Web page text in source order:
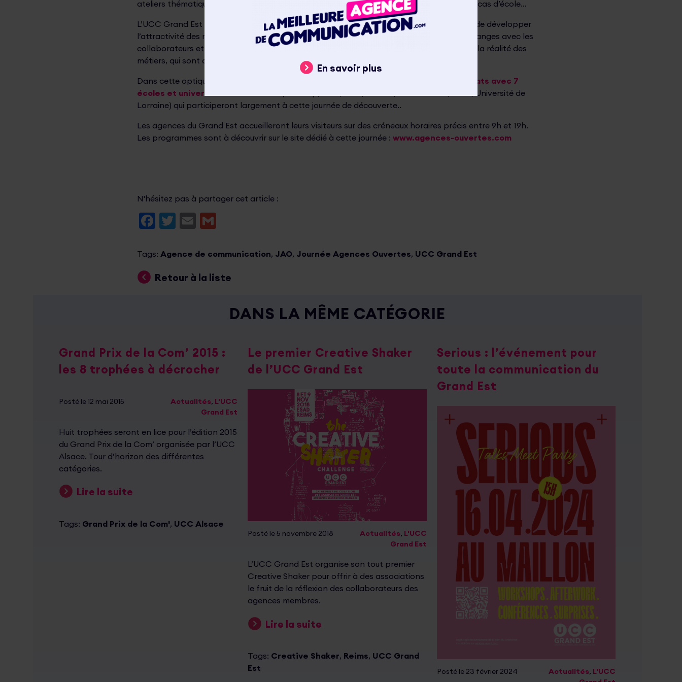
ateliers thématiques, découverte des métiers et des expertises, apéritif, présentation de cas d’école…
L’UCC Grand Est se fait fort d’aller à la rencontre des étudiants en communication afin de développer
l’attractivité des métiers d’agence. C’est en favorisant les contacts privilégiés et les échanges avec les
collaborateurs et dirigeants des agences que les étudiants pourront mieux appréhender la réalité des
métiers, qui sont des métiers de passion et d’épanouissement.
Dans cette optique l’UCC Grand Est a initié à la rentrée scolaire dernière des
partenariats avec 7
écoles et universités du Grand Est
(e-artsup, EFAP, ISEG, ISCOM, Mediaschool, MJM, Université de
Lorraine) qui participeront largement à cette journée de découverte..
Les agences du Grand Est accueilleront leurs visiteurs sur des créneaux horaires précis entre 9h et 19h.
Les programmes sont à découvrir sur le site dédié à cette journée : www.agences-ouvertes.com
N'hésitez pas à partager cet article :
Facebook
Twitter
EmailGmail
Tags: Agence de communication, JAO, Journée Agences Ouvertes, UCC Grand Est
Retour à la liste
DANS LA MÊME CATÉGORIE
Grand Prix de la Com’ 2015 :
les 8 trophées à décrocher
Posté le 12 mai 2015 Actualités, L'UCC
Grand Est
Huit trophées seront en lice pour l’édition 2015
du Grand Prix de la Com’ organisée par l’UCC
Alsace. Tour d’horizon des différentes
catégories.
Lire la suite
Tags: Grand Prix de la Com', UCC Alsace
Le premier Creative Shaker
de l’UCC Grand Est
Posté le 5 novembre 2018 Actualités, L'UCC
Grand Est
L’UCC Grand Est organise son tout premier
Creative Shaker pour offrir à des associations
le fruit de la réflexion des collaborateurs des
agences membres.
Lire la suite
Tags: Creative Shaker, Reims, UCC Grand
Est
Serious : l’événement pour
toute la communication du
Grand Est
Posté le 23 février 2024 Actualités, L'UCC
En savoir plus